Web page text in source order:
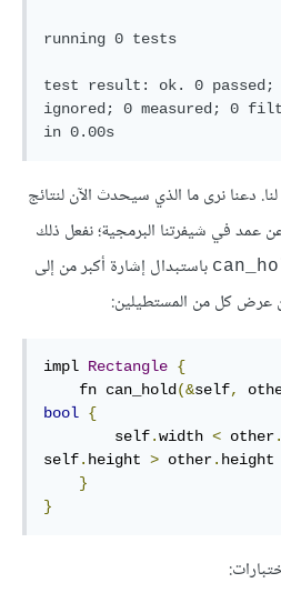
running 0 tests
test result: ok. 0
ignored; 0 measured; 0
دعنا نرى ما الذي سيحدث الآن لنتائج
عمد في شيفرتنا البرمجية؛ نفعل ذلك
باستبدال إشارة أكبر من إلى
عرض كل من المستطيلين:
impl Rectangle {
    fn can_hold
(&self,
bool {
        self
.width < other.
self. height > other. height
}
}